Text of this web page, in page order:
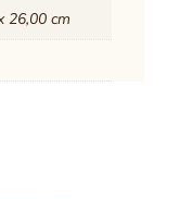
26,00 cm